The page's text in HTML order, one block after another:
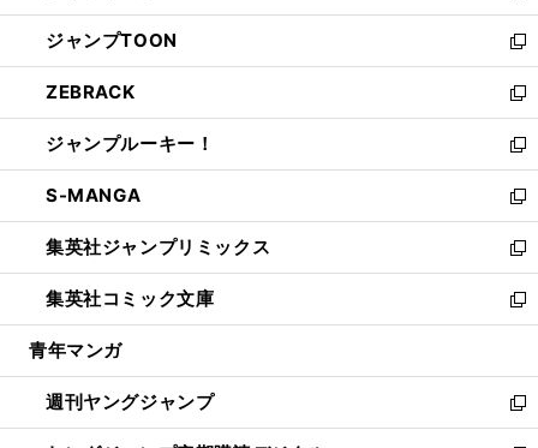
開
く
ウ
で
開
く
ン
ド
ウ
で
開
く
ウ
ィ
ン
ド
ウ
で
開
く
し
い
ウ
ィ
ン
ド
ウ
で
開
く
ジャンプTOON
新
し
い
ウ
ィ
ン
ド
ウ
で
開
く
ZEBRACK
新
し
い
ウ
ィ
ン
ド
ウ
で
開
ジャンプルーキー！
新
し
い
ウ
ィ
ン
ド
ウ
開
く
S-MANGA
新
し
い
ウ
ィ
ン
ウ
で
開
集英社ジャンプリミックス
新
し
い
ウ
ン
ド
ウ
集英社コミック文庫
新
し
ウ
ィ
ン
青年マンガ
週刊ヤングジャンプ
新
し